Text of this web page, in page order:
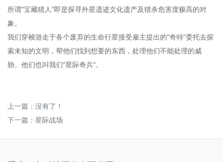
所谓“宝藏猎人”即是探寻外星遗迹文化遗产及猎杀危害度极高的对
象。
我们穿梭游走于各个废弃的生命行星接受雇主提出的“奇特”委托去探
索未知的文明，帮他们找到想要的东西，处理他们不能处理的威
胁。他们也叫我们“星际奇兵”。
上一篇：没有了！
下一篇： 星际战场